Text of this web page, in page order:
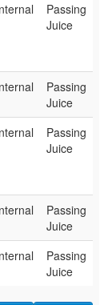
Passing
Juice
Passing
Juice
Passing
Juice
Passing
Juice
Passing
Juice